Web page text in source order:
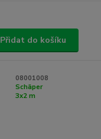
Přidat do košíku
08001008
Schäper
3x2 m